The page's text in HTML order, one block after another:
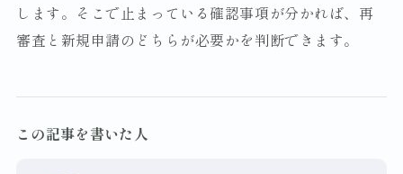
します。そこで止まっている確認事項が分かれば、再
審査と新規申請のどちらが必要かを判断できます。
この記事を書いた人